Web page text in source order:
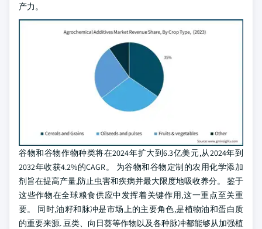
产力。
谷物和谷物作物种类将在2024年扩大到6.3亿美元,从2024年到
2032年收获4.2%的CAGR。 为谷物和谷物定制的农用化学添加
剂旨在提高产量,防止虫害和疾病并最大限度地吸收养分。 鉴于
这些作物在全球粮食供应中发挥着关键作用,这一重点至关重
要。 同时,油籽和脉冲是市场上的主要角色,是植物油和蛋白质
的重要来源. 豆类、向日葵等作物以及各种脉冲都能够从加强植